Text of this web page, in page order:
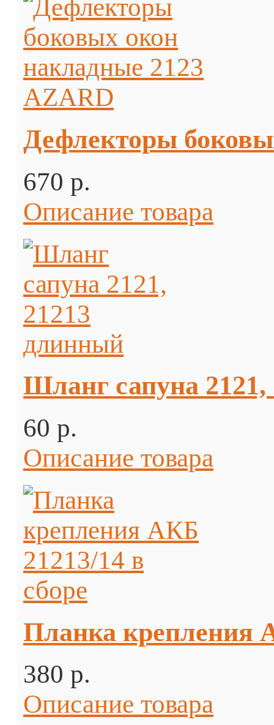
Дефлекторы
670 p.
Описание товара
Шланг сапуна
60 p.
Описание товара
Планка крепления
380 p.
Описание товара